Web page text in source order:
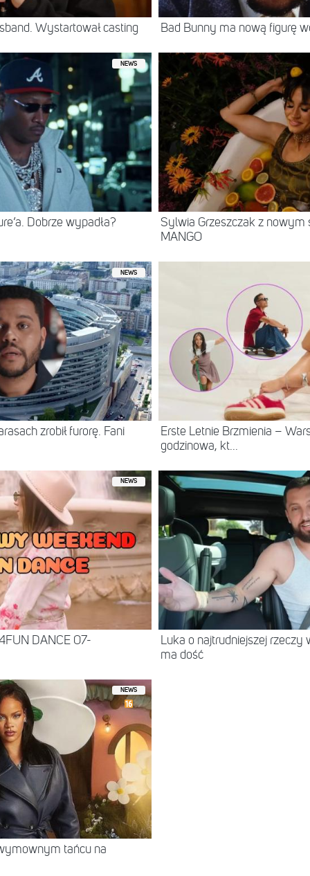
Wystartował casting Bad Bunny ma nową figurę
NEWS
Dobrze wypadła?
Sylwia Grzeszczak z nowym
MANGO
NEWS
zrobił furorę. Fani
Erste Letnie Brzmienia –
godzinowa, kt...
NEWS
DANCE 07-
Luka o najtrudniejszej rzeczy
ma dość
NEWS
tańcu na